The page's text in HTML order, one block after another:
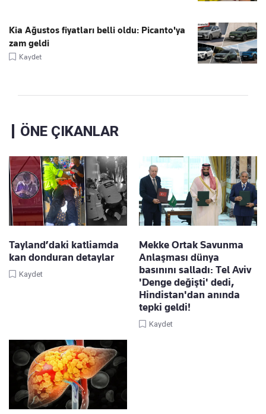
Kia Ağustos fiyatları belli oldu: Picanto'ya
zam geldi
Kaydet
ÖNE ÇIKANLAR
Tayland’daki katliamda
kan donduran detaylar
Kaydet
Mekke Ortak Savunma
Anlaşması dünya
basınını salladı: Tel Aviv
'Denge değişti' dedi,
Hindistan'dan anında
tepki geldi!
Kaydet